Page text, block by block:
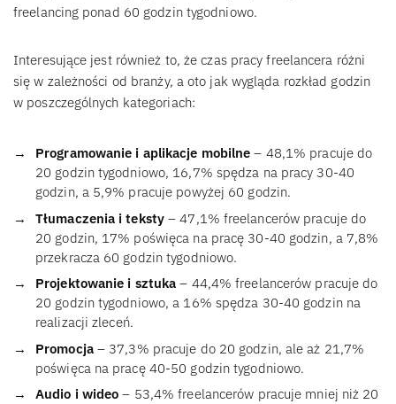
freelancing ponad 60 godzin tygodniowo.
Interesujące jest również to, że czas pracy freelancera różni
się w zależności od branży, a oto jak wygląda rozkład godzin
w poszczególnych kategoriach:
Programowanie i aplikacje mobilne – 48,1% pracuje do
20 godzin tygodniowo, 16,7% spędza na pracy 30-40
godzin, a 5,9% pracuje powyżej 60 godzin.
Tłumaczenia i teksty – 47,1% freelancerów pracuje do
20 godzin, 17% poświęca na pracę 30-40 godzin, a 7,8%
przekracza 60 godzin tygodniowo.
Projektowanie i sztuka – 44,4% freelancerów pracuje do
20 godzin tygodniowo, a 16% spędza 30-40 godzin na
realizacji zleceń.
Promocja– 37,3% pracuje do 20 godzin, ale aż 21,7%
poświęca na pracę 40-50 godzin tygodniowo.
Audio i wideo – 53,4% freelancerów pracuje mniej niż 20